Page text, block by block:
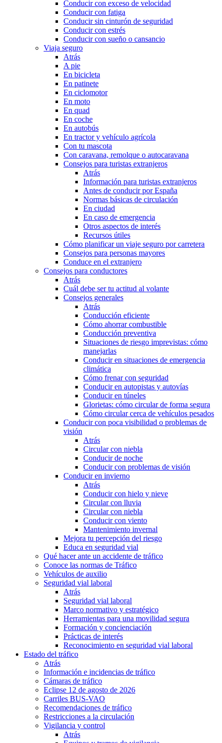
Conducir con exceso de velocidad
Conducir con fatiga
Conducir sin cinturón de seguridad
Conducir con estrés
Conducir con sueño o cansancio
Viaja seguro
Atrás
A pie
En bicicleta
En patinete
En ciclomotor
En moto
En quad
En coche
En autobús
En tractor y vehículo agrícola
Con tu mascota
Con caravana, remolque o autocaravana
Consejos para turistas extranjeros
Atrás
Información para turistas extranjeros
Antes de conducir por España
Normas básicas de circulación
En ciudad
En caso de emergencia
Otros aspectos de interés
Recursos útiles
Cómo planificar un viaje seguro por carretera
Consejos para personas mayores
Conduce en el extranjero
Consejos para conductores
Atrás
Cuál debe ser tu actitud al volante
Consejos generales
Atrás
Conducción eficiente
Cómo ahorrar combustible
Conducción preventiva
Situaciones de riesgo imprevistas: cómo
manejarlas
Conducir en situaciones de emergencia
climática
Cómo frenar con seguridad
Conducir en autopistas y autovías
Conducir en túneles
Glorietas: cómo circular de forma segura
Cómo circular cerca de vehículos pesados
Conducir con poca visibilidad o problemas de
visión
Atrás
Circular con niebla
Conducir de noche
Conducir con problemas de visión
Conducir en invierno
Atrás
Conducir con hielo y nieve
Circular con lluvia
Circular con niebla
Conducir con viento
Mantenimiento invernal
Mejora tu percepción del riesgo
Educa en seguridad vial
Qué hacer ante un accidente de tráfico
Conoce las normas de Tráfico
Vehículos de auxilio
Seguridad vial laboral
Atrás
Seguridad vial laboral
Marco normativo y estratégico
Herramientas para una movilidad segura
Formación y concienciación
Prácticas de interés
Reconocimiento en seguridad vial laboral
Estado del tráfico
Atrás
Información e incidencias de tráfico
Cámaras de tráfico
Eclipse 12 de agosto de 2026
Carriles BUS-VAO
Recomendaciones de tráfico
Restricciones a la circulación
Vigilancia y control
Atrás